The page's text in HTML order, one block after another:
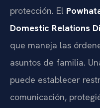
protección. El
Domestic Relations
que maneja las
asuntos de familia.
puede establecer
comunicación,